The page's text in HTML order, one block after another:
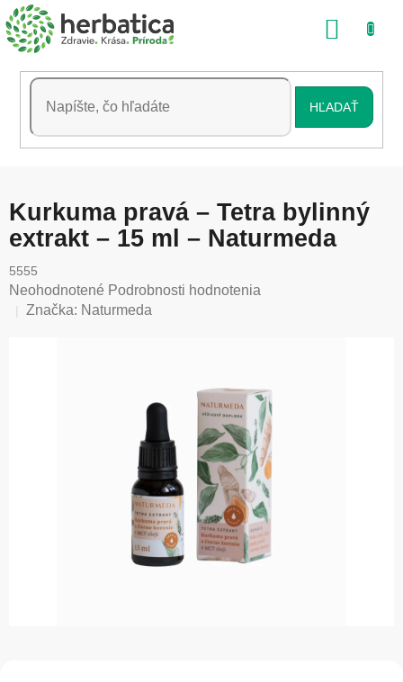
Prejsť
na
obsah
HĽADAŤ
Kurkuma pravá – Tetra bylinný
extrakt – 15 ml – Naturmeda
5555
Priemerné
hodnotenie
Neohodnotené Podrobnosti hodnotenia
Značka: Naturmeda